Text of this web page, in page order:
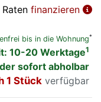
finanzieren
bis in die Wohnung*
10-20 Werktage1
sofort abholbar
noch 1 Stück verfügbar